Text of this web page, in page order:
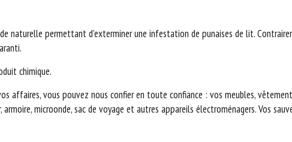
permettant d’exterminer une infestation de punaises de lit.
chimique.
affaires, vous pouvez nous confier en toute confiance : vos meubles,
microonde, sac de voyage et autres appareils électroménagers. Vos